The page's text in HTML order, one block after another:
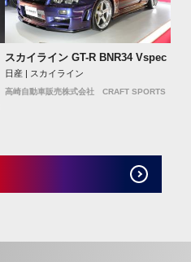
スカイライン GT-R BNR34 Vspec
日産 | スカイライン
高崎自動車販売株式会社 CRAFT SPORTS